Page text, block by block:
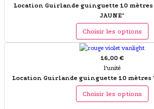
Location Guirlande guinguette 10 mètres
JAUNE"
Choisir les options
16,00 €
l'unité
Location Guirlande guinguette 10 mètres
Choisir les options